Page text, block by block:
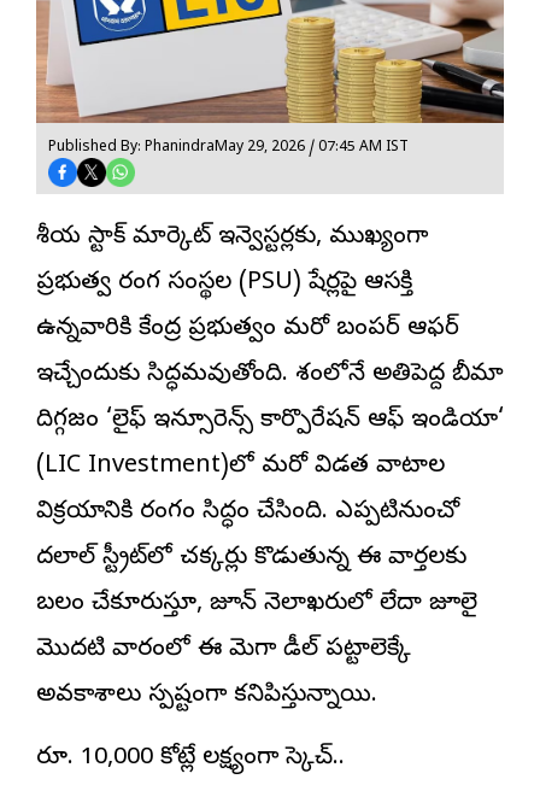
Published By: PhanindraMay 29, 2026 / 07:45 AM IST
దేశీయ స్టాక్ మార్కెట్ ఇన్వెస్టర్లకు, ముఖ్యంగా
ప్రభుత్వ రంగ సంస్థల (PSU) షేర్లపై ఆసక్తి
ఉన్నవారికి కేంద్ర ప్రభుత్వం మరో బంపర్ ఆఫర్
ఇచ్చేందుకు సిద్ధమవుతోంది. దేశంలోనే అతిపెద్ద బీమా
దిగ్గజం ‘లైఫ్ ఇన్సూరెన్స్ కార్పొరేషన్ ఆఫ్ ఇండియా‘
(LIC Investment)లో మరో విడత వాటాల
విక్రయానికి రంగం సిద్ధం చేసింది. ఎప్పటినుంచో
దలాల్ స్ట్రీట్‌లో చక్కర్లు కొడుతున్న ఈ వార్తలకు
బలం చేకూరుస్తూ, జూన్ నెలాఖరులో లేదా జూలై
మొదటి వారంలో ఈ మెగా డీల్ పట్టాలెక్కే
అవకాశాలు స్పష్టంగా కనిపిస్తున్నాయి.
రూ. 10,000 కోట్లే లక్ష్యంగా స్కెచ్..